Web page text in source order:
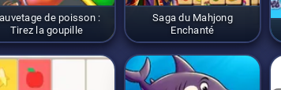
de poisson :
Tirez la goupille
Saga du Mahjong
Enchanté